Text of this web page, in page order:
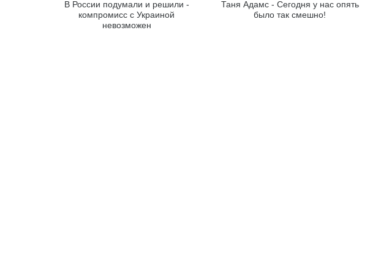
В России подумали и решили -
компромисс с Украиной
невозможен
Таня Адамс - Сегодня у нас опять
было так смешно!